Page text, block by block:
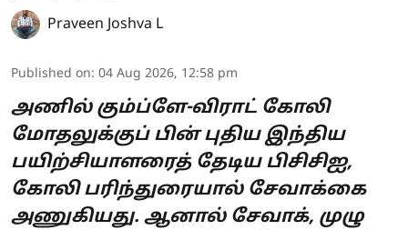
Praveen Joshva L
Published on: 04 Aug 2026, 12:58 pm
அணில் கும்ப்ளே-விராட் கோலி
மோதலுக்குப் பின் புதிய இந்திய
பயிற்சியாளரைத் தேடிய பிசிசிஐ,
கோலி பரிந்துரையால் சேவாக்கை
அணுகியது. ஆனால் சேவாக், முழு